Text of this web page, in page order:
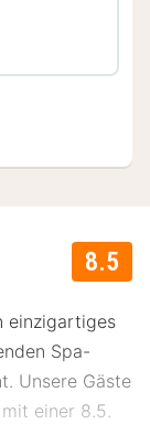
8.5
einzigartiges
Spa-
Unsere Gäste
einer 8.5.